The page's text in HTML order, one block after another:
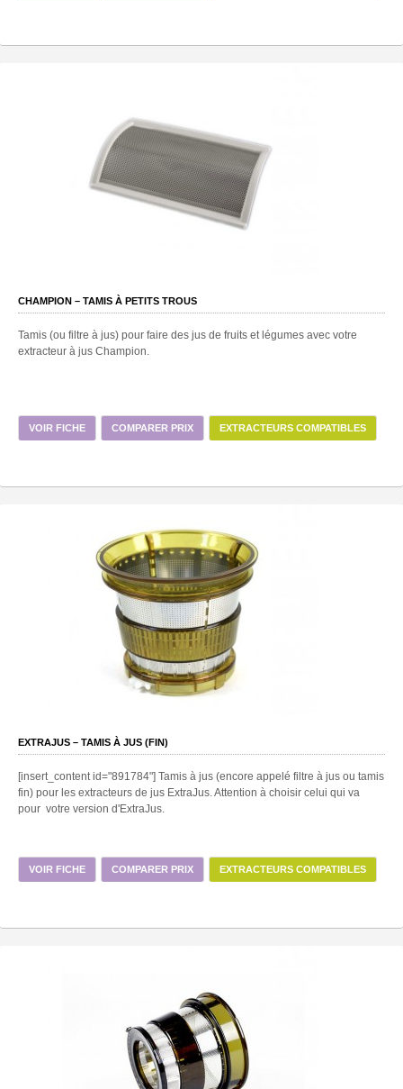
CHAMPION – TAMIS À PETITS TROUS
Tamis (ou filtre à jus) pour faire des jus de fruits et légumes avec votre
extracteur à jus Champion.
VOIR FICHE COMPARER PRIX EXTRACTEURS COMPATIBLES
EXTRAJUS – TAMIS À JUS (FIN)
[insert_content id="891784"] Tamis à jus (encore appelé filtre à jus ou tamis
fin) pour les extracteurs de jus ExtraJus. Attention à choisir celui qui va
pour votre version d'ExtraJus.
VOIR FICHE COMPARER PRIX EXTRACTEURS COMPATIBLES